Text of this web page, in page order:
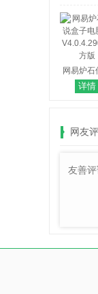
官方最
网易炉石
盒子电脑
详情
网友